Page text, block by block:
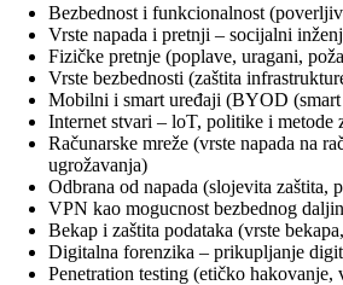
Bezbednost i funkcionalnost
Vrste napada i pretnji – socijalni
Fizičke pretnje (poplave, uragani,
Vrste bezbednosti (zaštita
Mobilni i smart uređaji (BYOD (smart
Internet stvari – loT, politike i metode
Računarske mreže (vrste napada na
ugrožavanja)
Odbrana od napada (slojevita
VPN kao mogucnost bezbednog
Bekap i zaštita podataka (vrste
Digitalna forenzika – prikupljanje
Penetration testing (etičko